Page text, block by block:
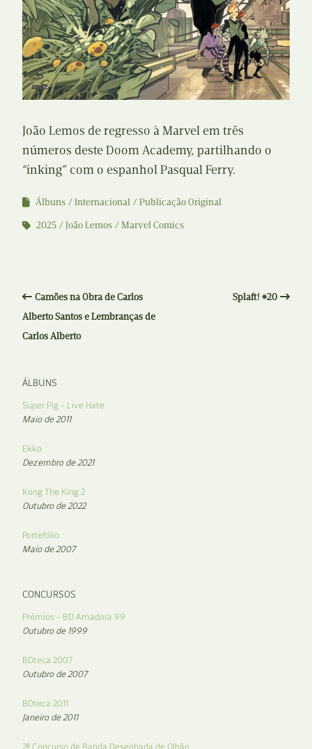
João Lemos de regresso à Marvel em três
números deste Doom Academy, partilhando o
“inking” com o espanhol Pasqual Ferry.
Álbuns Internacional
Publicação Original
2025
João Lemos Marvel Comics
Camões na Obra de Carlos
Alberto Santos e Lembranças de
Carlos Alberto
Splaft! #20
ÁLBUNS
Super Pig – Live Hate
Maio de 2011
Ekko
Dezembro de 2021
Kong The King 2
Outubro de 2022
Portefólio
Maio de 2007
CONCURSOS
Prémios – BD Amadora 99
Outubro de 1999
BDteca 2007
Outubro de 2007
BDteca 2011
Janeiro de 2011
2º Concurso de Banda Desenhada de Olhão